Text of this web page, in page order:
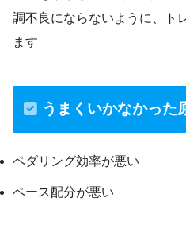
調不良にならないように、ト
ます
うまくいかなかった
ペダリング効率が悪い
ペース配分が悪い